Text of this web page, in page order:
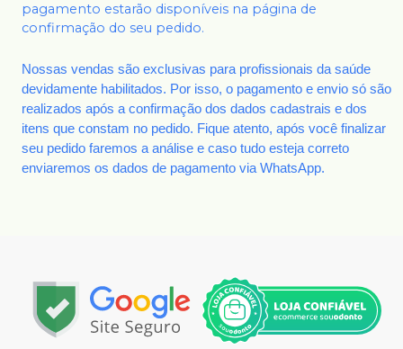
pagamento estarão disponíveis na página de
confirmação do seu pedido.
Nossas vendas são exclusivas para profissionais da saúde
devidamente habilitados. Por isso, o pagamento e envio só são
realizados após a confirmação dos dados cadastrais e dos
itens que constam no pedido. Fique atento, após você finalizar
seu pedido faremos a análise e caso tudo esteja correto
enviaremos os dados de pagamento via WhatsApp.